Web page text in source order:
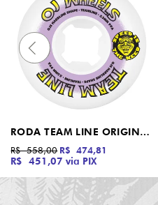
RODA TEAM LINE ORIGINAL NOMAD OJ ROXA
R$ 451,07 via PIX
R$ 558,00 R$ 474,81